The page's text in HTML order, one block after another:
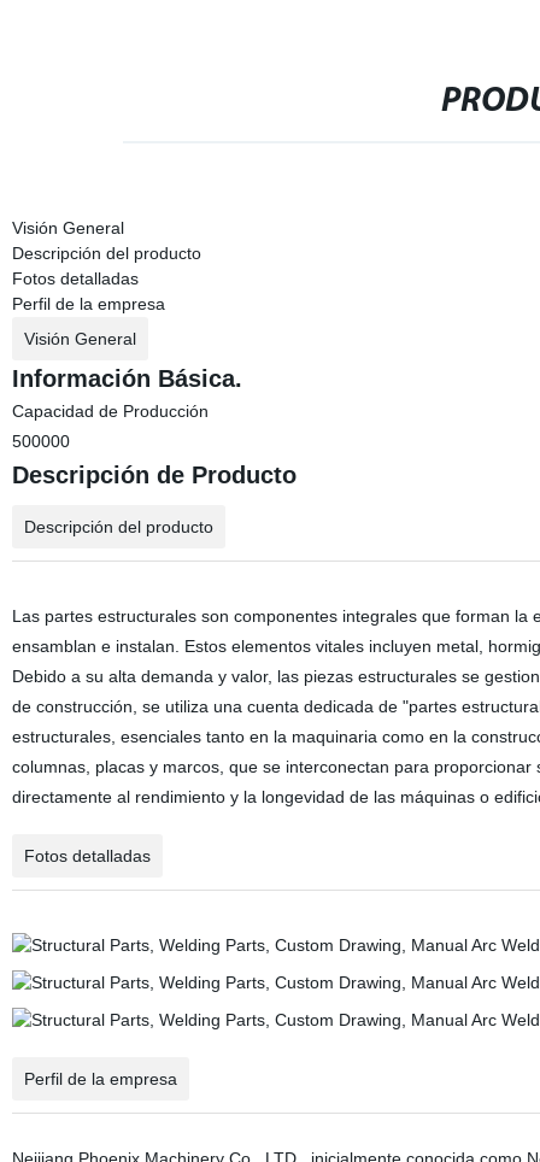
Visión General
Descripción del producto
Fotos detalladas
Perfil de la empresa
Visión General
Información Básica.
Capacidad de Producción
500000
Descripción de Producto
Descripción del producto
Las partes estructurales son componentes integrales que forman
ensamblan e instalan. Estos elementos vitales incluyen metal,
Debido a su alta demanda y valor, las piezas estructurales se
de construcción, se utiliza una cuenta dedicada de "partes
estructurales, esenciales tanto en la maquinaria como en la
columnas, placas y marcos, que se interconectan para
directamente al rendimiento y la longevidad de las máquinas o
Fotos detalladas
Perfil de la empresa